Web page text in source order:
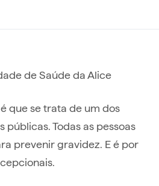
de Saúde da Alice
que se trata de um dos
Todas as pessoas
prevenir gravidez. E é por